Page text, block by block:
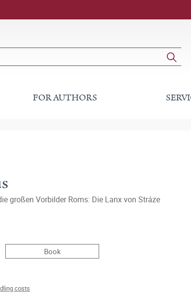
FOR AUTHORS
großen Vorbilder Roms: Die Lanx von Stráze
Book
costs